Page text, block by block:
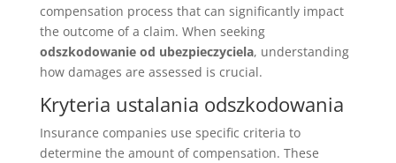
compensation process that can significantly impact
the outcome of a claim. When seeking
odszkodowanie od ubezpieczyciela, understanding
how damages are assessed is crucial.
Kryteria ustalania odszkodowania
Insurance companies use specific criteria to
determine the amount of compensation. These